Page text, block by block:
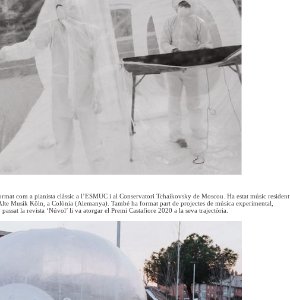
com a pianista clàssic a l’ESMUC i al Conservatori Tchaikovsky de Moscou. Ha estat músic resident
Musik Köln, a Colònia (Alemanya). També ha format part de projectes de música experimental,
la revista ‘Núvol’ li va atorgar el Premi Castafiore 2020 a la seva trajectòria.